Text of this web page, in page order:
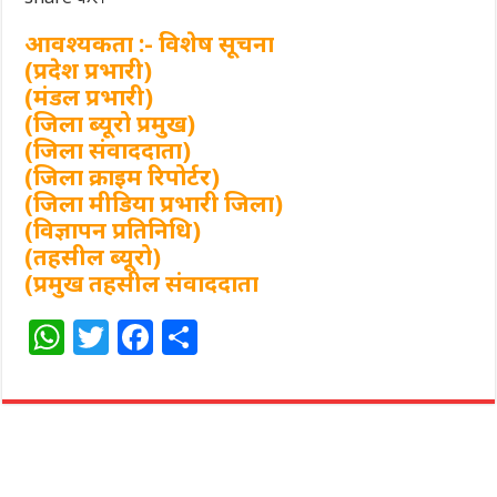
आवश्यकता :- विशेष सूचना
(प्रदेश प्रभारी)
(मंडल प्रभारी)
(जिला ब्यूरो प्रमुख)
(जिला संवाददाता)
(जिला क्राइम रिपोर्टर)
(जिला मीडिया प्रभारी जिला)
(विज्ञापन प्रतिनिधि)
(तहसील ब्यूरो)
(प्रमुख तहसील संवाददाता
W
at
T
itt
F
c ar